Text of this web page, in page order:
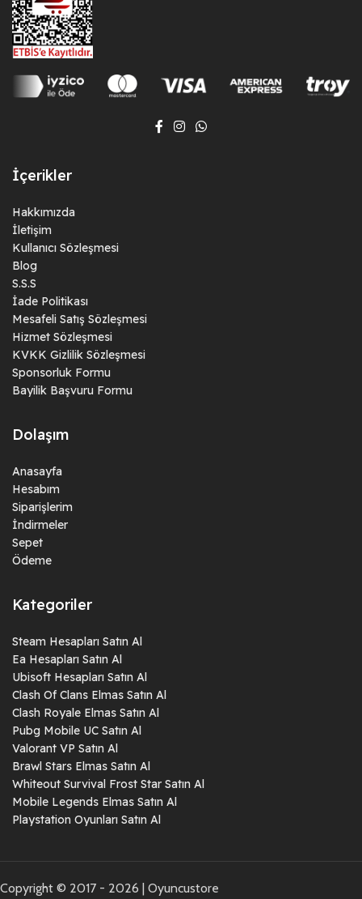
İçerikler
Hakkımızda
İletişim
Kullanıcı Sözleşmesi
Blog
S.S.S
İade Politikası
Mesafeli Satış Sözleşmesi
Hizmet Sözleşmesi
KVKK Gizlilik Sözleşmesi
Sponsorluk Formu
Bayilik Başvuru Formu
Dolaşım
Anasayfa
Hesabım
Siparişlerim
İndirmeler
Sepet
Ödeme
Kategoriler
Steam Hesapları Satın Al
Ea Hesapları Satın Al
Ubisoft Hesapları Satın Al
Clash Of Clans Elmas Satın Al
Clash Royale Elmas Satın Al
Pubg Mobile UC Satın Al
Valorant VP Satın Al
Brawl Stars Elmas Satın Al
Whiteout Survival Frost Star Satın Al
Mobile Legends Elmas Satın Al
Playstation Oyunları Satın Al
Copyright © 2017 - 2026 | Oyuncustore